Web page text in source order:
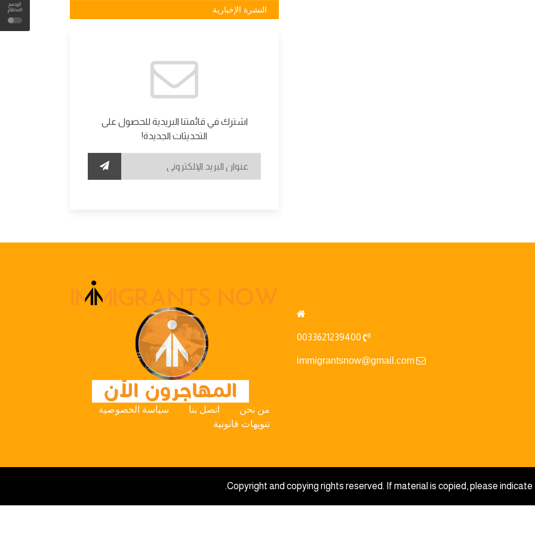
الوضع
المظلم
النشرة الإخبارية
اشترك في قائمتنا البريدية للحصول على
التحديثات الجديدة!
immigrantsnow@gmail.com
من نحن اتصل بنا
سياسة الخصوصية
تنويهات قانونية
Copyright and copying rights reserved. If material is copied, please indicate